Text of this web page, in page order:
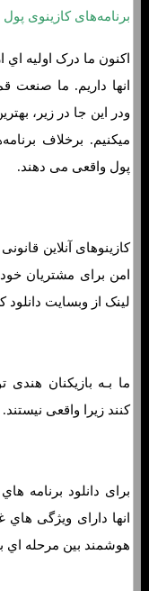
برنامه‌های کازینوی
اکنون ما درک اولیه اي
انها داریم. ما صنعت
ودر این جا در زیر،
میکنیم. برخلاف
پول واقعی می دهند.
کازینوهای آنلاین
امن برای مشتریان
لینک از وبسایت دانلود
ما بـه بازیکنان هندی
کنند زیرا واقعی
برای دانلود برنامه
انها دارای ویژگی
هوشمند بین مرحله اي